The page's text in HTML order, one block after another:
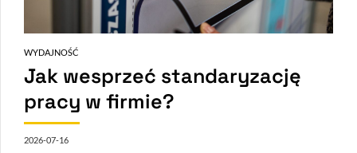
WYDAJNOŚĆ
Jak wesprzeć standaryzację
pracy w firmie?
2026-07-16